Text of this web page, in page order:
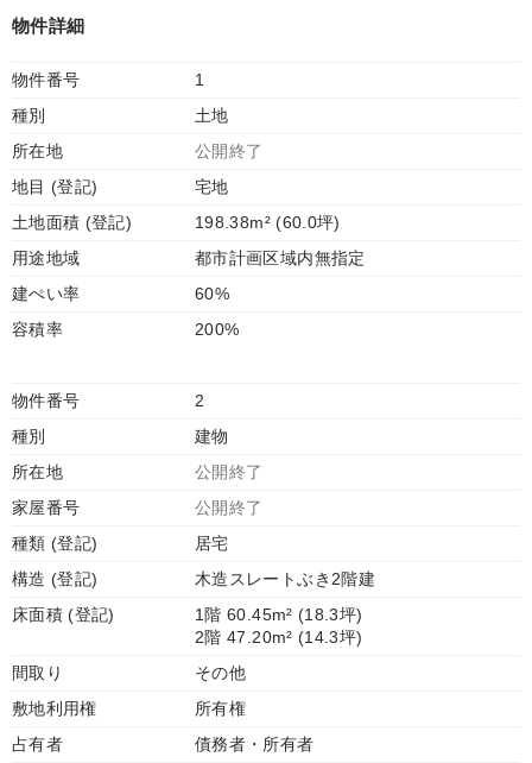
物件詳細
物件番号
1
種別
土地
所在地
公開終了
地目 (登記)
宅地
土地面積 (登記)
198.38m² (60.0坪)
用途地域
都市計画区域内無指定
建ぺい率
60%
容積率
200%
物件番号
2
種別
建物
所在地
公開終了
家屋番号
公開終了
種類 (登記)
居宅
構造 (登記)
木造スレートぶき2階建
床面積 (登記)
1階 60.45m² (18.3坪)
2階 47.20m² (14.3坪)
間取り
その他
敷地利用権
所有権
占有者
債務者・所有者